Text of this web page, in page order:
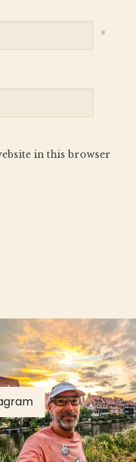
*
in this browser